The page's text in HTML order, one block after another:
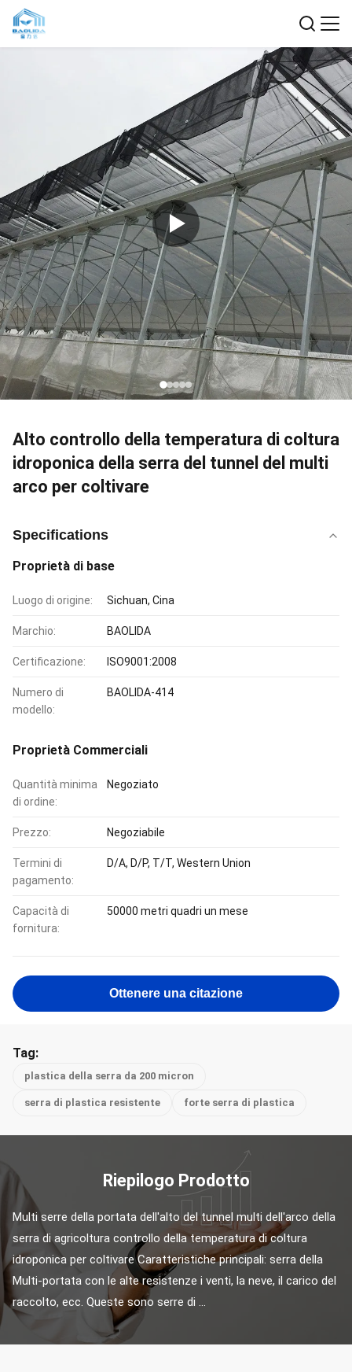
Alto controllo della temperatura di coltura
idroponica della serra del tunnel del multi
arco per coltivare
Specifications
Proprietà di base
Luogo di origine: Sichuan, Cina
Marchio: BAOLIDA
Certificazione: ISO9001:2008
Numero di
modello:
BAOLIDA-414
Proprietà Commerciali
Quantità minima
di ordine:
Negoziato
Prezzo: Negoziabile
Termini di
pagamento:
D/A, D/P, T/T, Western Union
Capacità di
fornitura:
50000 metri quadri un mese
Ottenere una citazione
Tag:
plastica della serra da 200 micron
serra di plastica resistente forte serra di plastica
Riepilogo Prodotto
Multi serre della portata dell'alto del tunnel multi dell'arco della
serra di agricoltura controllo della temperatura di coltura
idroponica per coltivare Caratteristiche principali: serra della
Multi-portata con le alte resistenze i venti, la neve, il carico del
raccolto, ecc. Queste sono serre di ...